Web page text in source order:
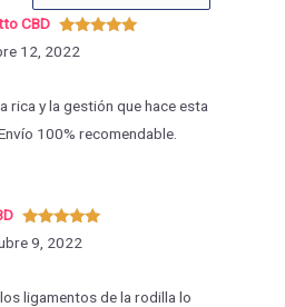
las
Valorado
con
CBD
12, 2022
rica y la gestión que hace esta
100% recomendable.
Valorado
con5de 5
9, 2022
ligamentos de la rodilla lo